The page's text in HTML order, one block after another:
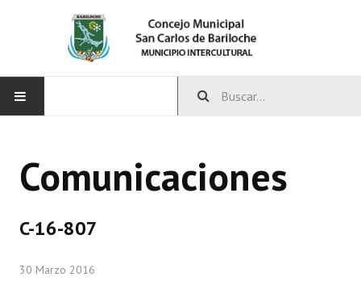
CONCEJO
Comunicaciones
C-16-807
30 Marzo 2016